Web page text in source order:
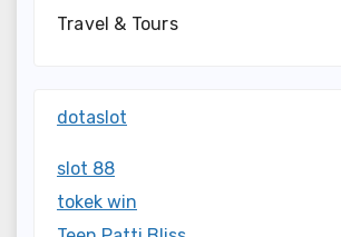
Travel & Tours
dotaslot
slot 88
tokek win